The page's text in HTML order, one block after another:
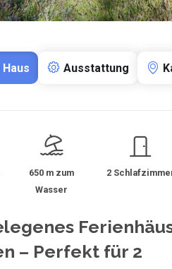
Ausstattung
650 m zum
Wasser
2
– Perfekt für 2